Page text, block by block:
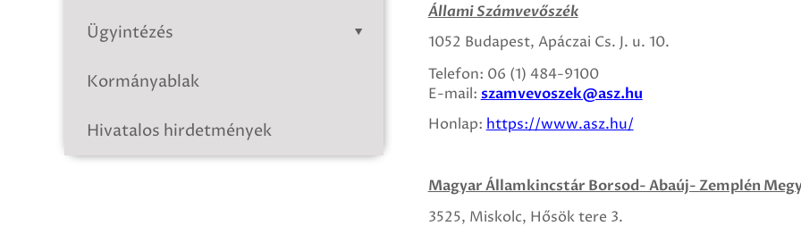
Ügyintézés
Kormányablak
Hivatalos hirdetmények
Állami Számvevőszék
1052 Budapest, Apáczai Cs. J. u. 10.
Telefon: 06 (1) 484-9100
E-mail: szamvevoszek@asz.hu
Honlap: https://www.asz.hu/
Magyar Államkincstár Borsod- Abaúj- Zemplén
3525, Miskolc, Hősök tere 3.